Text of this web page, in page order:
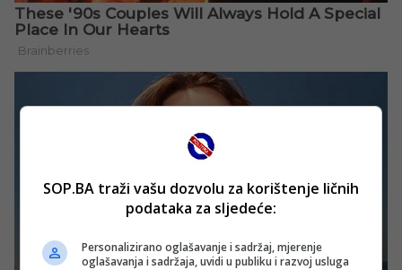
SOP.BA traži vašu dozvolu za korištenje ličnih
podataka za sljedeće:
Personalizirano oglašavanje i sadržaj, mjerenje
oglašavanja i sadržaja, uvidi u publiku i razvoj usluga